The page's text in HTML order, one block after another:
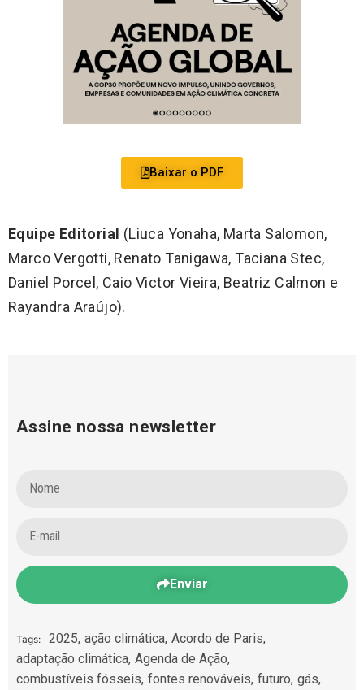
Baixar o PDF
Equipe Editorial (Liuca Yonaha, Marta Salomon,
Marco Vergotti, Renato Tanigawa, Taciana Stec,
Daniel Porcel, Caio Victor Vieira, Beatriz Calmon e
Rayandra Araújo).
Assine nossa newsletter
Enviar
Tags: 2025, ação climática, Acordo de Paris,
adaptação climática, Agenda de Ação,
combustíveis fósseis, fontes renováveis, futuro, gás,